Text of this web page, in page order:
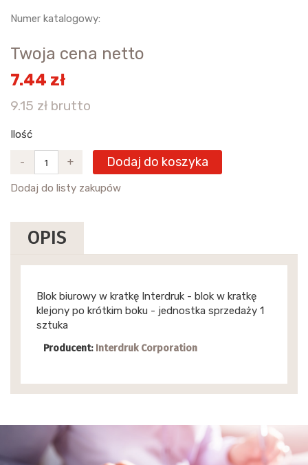
Numer katalogowy:
Twoja cena netto
7.44 zł
9.15 zł brutto
Ilość
- + Dodaj do koszyka
Dodaj do listy zakupów
OPIS
Blok biurowy w kratkę Interdruk - blok w kratkę
klejony po krótkim boku - jednostka sprzedaży 1
sztuka
Producent: Interdruk Corporation